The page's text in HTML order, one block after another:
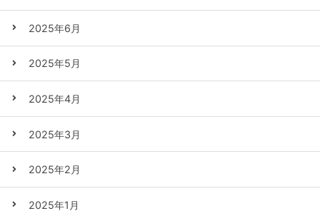
2025年6月
2025年5月
2025年4月
2025年3月
2025年2月
2025年1月